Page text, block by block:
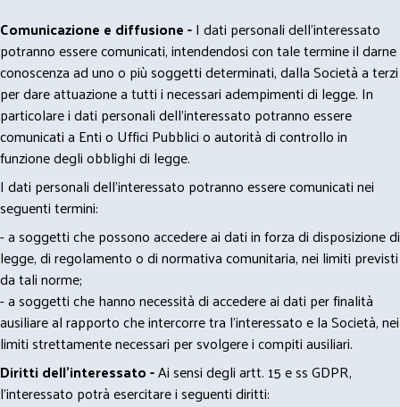
Comunicazione e diffusione -I dati personali dell’interessato
potranno essere comunicati, intendendosi con tale termine il darne
conoscenza ad uno o più soggetti determinati, dalla Società a terzi
per dare attuazione a tutti i necessari adempimenti di legge. In
particolare i dati personali dell’interessato potranno essere
comunicati a Enti o Uffici Pubblici o autorità di controllo in
funzione degli obblighi di legge.
I dati personali dell’interessato potranno essere comunicati nei
seguenti termini:
- a soggetti che possono accedere ai dati in forza di disposizione di
legge, di regolamento o di normativa comunitaria, nei limiti previsti
da tali norme;
- a soggetti che hanno necessità di accedere ai dati per finalità
ausiliare al rapporto che intercorre tra l’interessato e la Società, nei
limiti strettamente necessari per svolgere i compiti ausiliari.
Diritti dell’interessato -Ai sensi degli artt. 15 e ss GDPR,
l’interessato potrà esercitare i seguenti diritti: